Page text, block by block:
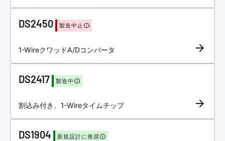
DS2450 製造中止
1-WireクワッドA/Dコンバータ
DS2417 製造中
割込み付き、1-Wireタイムチップ
DS1904 新規設計に推奨